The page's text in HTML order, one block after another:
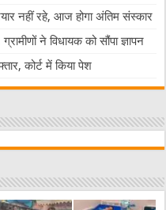
नहीं रहे, आज होगा अंतिम संस्कार
ने विधायक को सौंपा ज्ञापन
कोर्ट में किया पेश